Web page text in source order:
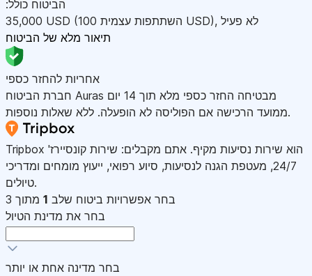
:הביטוח כולל
35,000 USD USD), לא פעיל
תיאור מלא של הביטוח
אחריות להחזר כספי
חברת הביטוח Auras מבטיחה החזר כספי מלא תוך 14 יום
ממועד הרכישה אם הפוליסה לא הופעלה. ללא שאלות נוספות.
Tripbox הוא שירות נסיעות מקיף. אתם מקבלים: שירות קונסיירז'
24/7, מעטפת הגנה לנסיעות, סיוע רפואי, ייעוץ מומחים ומדריכי
טיולים.
בחר אפשרויות ביטוח שלב 1 מתוך 3
בחר את מדינת הטיול
בחר מדינה אחת או יותר